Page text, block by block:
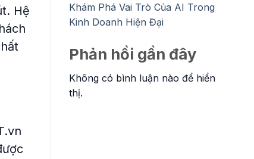
Hệ
Khám Phá Vai Trò Của AI Trong
Kinh Doanh Hiện Đại
Phản hồi gần đây
Không có bình luận nào để hiển
thị.